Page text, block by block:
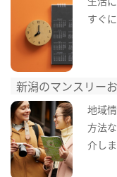
すぐ
新潟のマンスリー
地域
方法
介しま